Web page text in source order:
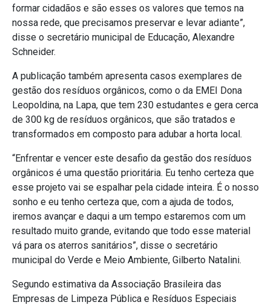
formar cidadãos e são esses os valores que temos na
nossa rede, que precisamos preservar e levar adiante”,
disse o secretário municipal de Educação, Alexandre
Schneider.
A publicação também apresenta casos exemplares de
gestão dos resíduos orgânicos, como o da EMEI Dona
Leopoldina, na Lapa, que tem 230 estudantes e gera cerca
de 300 kg de resíduos orgânicos, que são tratados e
transformados em composto para adubar a horta local.
“Enfrentar e vencer este desafio da gestão dos resíduos
orgânicos é uma questão prioritária. Eu tenho certeza que
esse projeto vai se espalhar pela cidade inteira. É o nosso
sonho e eu tenho certeza que, com a ajuda de todos,
iremos avançar e daqui a um tempo estaremos com um
resultado muito grande, evitando que todo esse material
vá para os aterros sanitários”, disse o secretário
municipal do Verde e Meio Ambiente, Gilberto Natalini.
Segundo estimativa da Associação Brasileira das
Empresas de Limpeza Pública e Resíduos Especiais